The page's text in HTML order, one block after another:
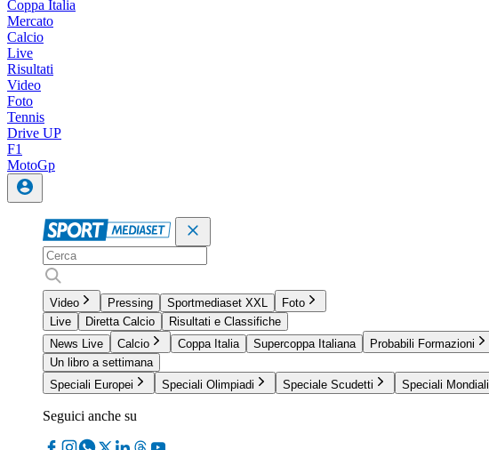
Coppa Italia
Mercato
Calcio
Live
Risultati
Video
Foto
Tennis
Drive UP
F1
MotoGp
Video Pressing Sportmediaset XXL
Foto
Live
Diretta Calcio
Risultati e Classifiche
News Live
Calcio Coppa Italia Supercoppa Italiana Probabili Formazioni
Un libro a settimana
Speciali Europei
Speciali Olimpiadi Speciale Scudetti Speciali Mondiali
Seguici anche su